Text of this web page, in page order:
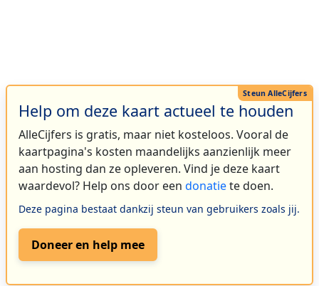
Help om deze kaart actueel te houden
AlleCijfers is gratis, maar niet kosteloos. Vooral de
kaartpagina's kosten maandelijks aanzienlijk meer
aan hosting dan ze opleveren. Vind je deze kaart
waardevol? Help ons door een donatiete doen.
Deze pagina bestaat dankzij steun van gebruikers zoals jij.
Doneer en help mee